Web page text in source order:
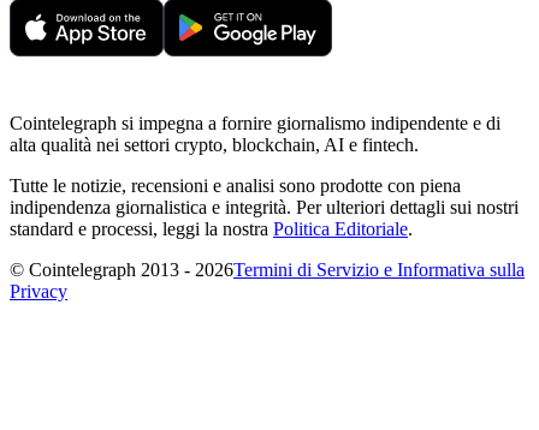
Cointelegraph si impegna a fornire giornalismo indipendente e di
alta qualità nei settori crypto, blockchain, AI e fintech.
Tutte le notizie, recensioni e analisi sono prodotte con piena
indipendenza giornalistica e integrità. Per ulteriori dettagli sui nostri
standard e processi, leggi la nostra Politica Editoriale.
© Cointelegraph 2013 - 2026Termini di Servizio e Informativa sulla
Privacy